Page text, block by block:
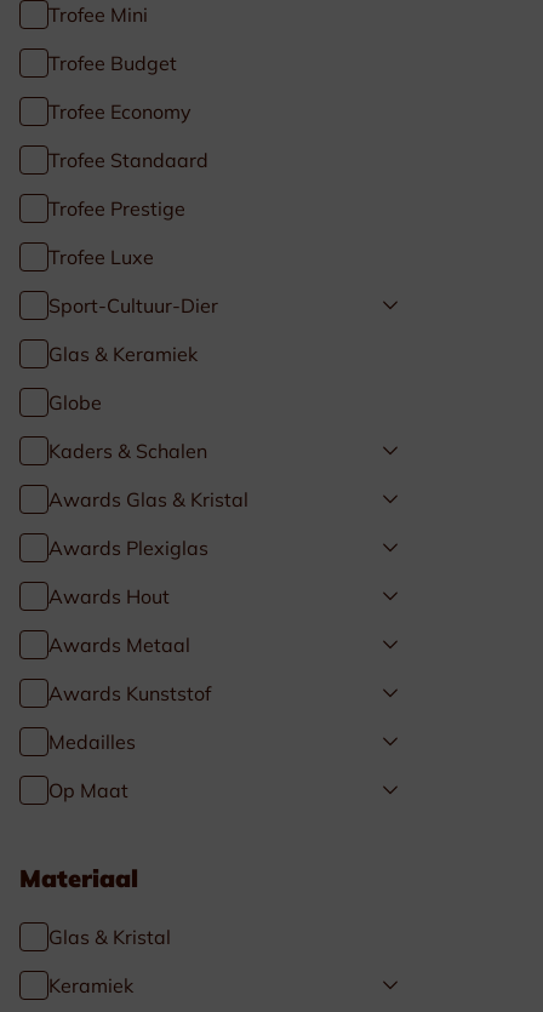
Trofee Mini
Trofee Budget
Trofee Economy
Trofee Standaard
Trofee Prestige
Trofee Luxe
Sport-Cultuur-Dier
Glas & Keramiek
Globe
Kaders & Schalen
Awards Glas & Kristal
Awards Plexiglas
Awards Hout
Awards Metaal
Awards Kunststof
Medailles
Op Maat
Materiaal
Glas & Kristal
Keramiek